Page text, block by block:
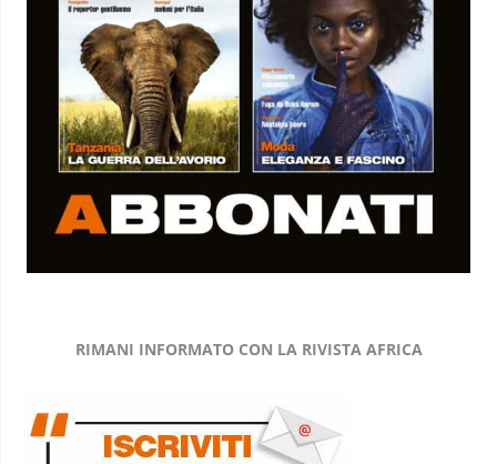
RIMANI INFORMATO CON LA RIVISTA AFRICA